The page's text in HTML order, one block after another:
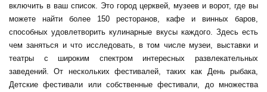
включить в ваш список. Это город церквей, музеев и ворот, где вы
можете найти более 150 ресторанов, кафе и винных баров,
способных удовлетворить кулинарные вкусы каждого. Здесь есть
чем заняться и что исследовать, в том числе музеи, выставки и
театры с широким спектром интересных развлекательных
заведений. От нескольких фестивалей, таких как День рыбака,
Детские фестивали или собственные фестивали, до множества